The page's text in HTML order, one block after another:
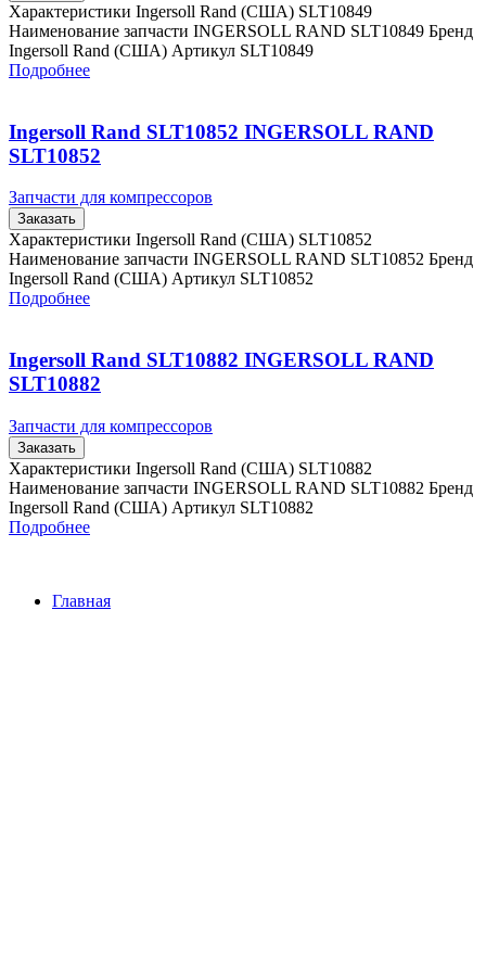
Характеристики Ingersoll Rand (США) SLT10849
Наименование запчасти INGERSOLL RAND SLT10849 Бренд
Ingersoll Rand (США) Артикул SLT10849
Подробнее
Ingersoll Rand SLT10852 INGERSOLL RAND
SLT10852
Запчасти для компрессоров
Заказать
Характеристики Ingersoll Rand (США) SLT10852
Наименование запчасти INGERSOLL RAND SLT10852 Бренд
Ingersoll Rand (США) Артикул SLT10852
Подробнее
Ingersoll Rand SLT10882 INGERSOLL RAND
SLT10882
Запчасти для компрессоров
Заказать
Характеристики Ingersoll Rand (США) SLT10882
Наименование запчасти INGERSOLL RAND SLT10882 Бренд
Ingersoll Rand (США) Артикул SLT10882
Подробнее
Главная